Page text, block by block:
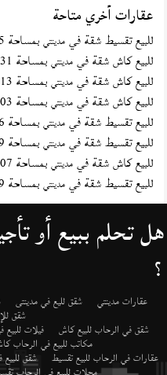
عقارات أخري متاحة
للبيع تقسيط شقة فيمدينتي بمساحة 115 م
للبيع كاش شقة فيمدينتي بمساحة 131 م
للبيع كاش شقة فيمدينتي بمساحة 113 م
للبيع كاش شقة فيمدينتي بمساحة 103 م
للبيع تقسيط شقة فيمدينتي بمساحة 126 م
للبيع تقسيط شقة فيمدينتي بمساحة 109 م
للبيع كاش شقة فيمدينتي بمساحة 107 م
للبيع تقسيط شقة فيمدينتي بمساحة 109 م
هل تحلم ببيع أو
؟
عقارات مدينتي شقق لليع في مدينتى
شقق
شقق في الرحاب للبيع كاش فيلات
مكاتب للبيع في الرحاب
عقارات في الرحاب للبيع تقسيط شقق